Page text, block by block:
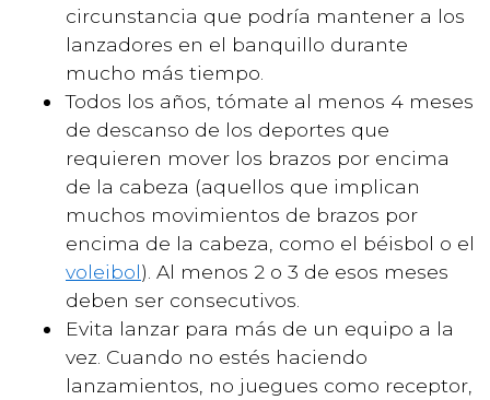
circunstancia que podría mantener a los
lanzadores en el banquillo durante
mucho más tiempo.
Todos los años, tómate al menos 4 meses
de descanso de los deportes que
requieren mover los brazos por encima
de la cabeza (aquellos que implican
muchos movimientos de brazos por
encima de la cabeza, como el béisbol o el
voleibol). Al menos 2 o 3 de esos meses
deben ser consecutivos.
Evita lanzar para más de un equipo a la
vez. Cuando no estés haciendo
lanzamientos, no juegues como receptor,